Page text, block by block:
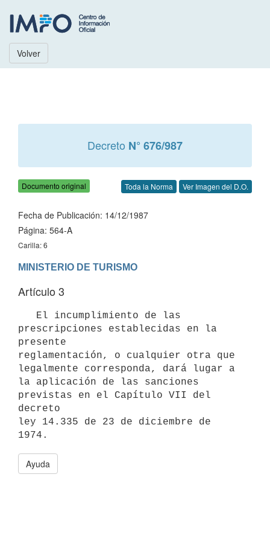
Volver
Decreto N° 676/987
Documento original Toda la Norma Ver Imagen del D.O.
Fecha de Publicación: 14/12/1987
Página: 564-A
Carilla: 6
MINISTERIO DE TURISMO
Artículo 3
prescripciones establecidas en la
presente
reglamentación, o cualquier otra que
legalmente corresponda, dará lugar a
la aplicación de las sanciones
previstas en el Capítulo VII del
decreto
ley 14.335 de 23 de diciembre de
Ayuda